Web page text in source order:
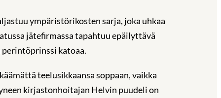
ympäristörikosten sarja, joka uhkaa
jätefirmassa tapahtuu epäilyttävä
katoaa.
teelusikkaansa soppaan, vaikka
kirjastonhoitajan Helvin puudeli on